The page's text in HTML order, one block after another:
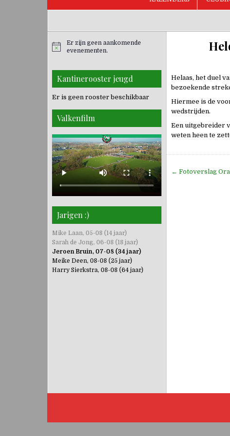
Helaas, het duel
bezoekende
Hiermee is de
wedstrijden.
Een uitgebreider
weten heen te
Bericht
← Fotoverslag
Er zijn geen aankomende
evenementen.
Kantinerooster jeugd
Er is geen rooster beschikbaar
Valkenfilm
Jarigen :)
Mike Laan, 05-08 (14 jaar)
Sarah de Jong, 06-08 (18 jaar)
Jeroen Bruin, 07-08 (34 jaar)
Meike Deen, 08-08 (25 jaar)
Harry Sierkstra, 08-08 (64 jaar)